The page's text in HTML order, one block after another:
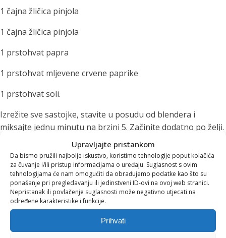
Upravljajte pristankom
Da bismo pružili najbolje iskustvo, koristimo tehnologije poput kolačića
za čuvanje i/ili pristup informacijama o uređaju. Suglasnost s ovim
tehnologijama će nam omogućiti da obrađujemo podatke kao što su
ponašanje pri pregledavanju ili jedinstveni ID-ovi na ovoj web stranici.
Nepristanak ili povlačenje suglasnosti može negativno utjecati na
određene karakteristike i funkcije.
Prihvati
1 čajna žličica pinjola
1 čajna žličica pinjola
1 prstohvat papra
1 prstohvat mljevene crvene paprike
1 prstohvat soli.
Izrežite sve sastojke, stavite u posudu od blendera i
miksajte jednu minutu na brzini 5. Začinite dodatno po želji.
Ova će juha pružiti odličnu okrijepu, uz minimalno suđa.
Osim što je niskokaloričan obrok, juhica koja sadrži papriku
i krastavce, čini čuda za organizam.
Nadamo se da smo uspjeli dočarati barem mali dio onoga
štoNovis ProBlenderzna i može. Pustite mašti na volju, od
bezalkoholnih koktela pa sve do koje kapi gina ili ruma
ljeto će bit izabavnije i zdravije!
Svidjelo vam se za što se
zalažemo i što nudimo?